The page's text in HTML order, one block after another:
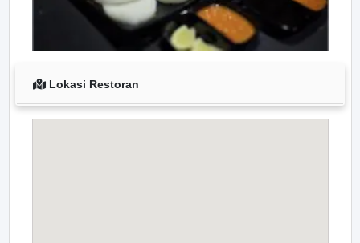
Lokasi Restoran